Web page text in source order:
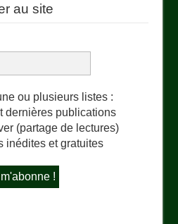
au site
ou plusieurs listes :
dernières publications
(partage de lectures)
inédites et gratuites